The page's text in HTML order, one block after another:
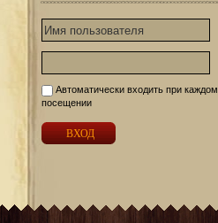
Автоматически входить при каждом
посещении